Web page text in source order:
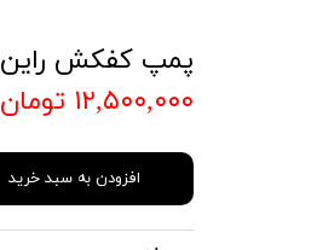
پمپ کفکش راین2 اینچ 17 متری فلوتردارمدل QDX10-16-0.75F
۱۲,۵۰۰,۰۰۰ تومان
افزودن به سبد خرید